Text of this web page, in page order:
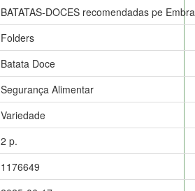
BATATAS-DOCES recomendadas pe
Folders
Batata Doce
Segurança Alimentar
Variedade
2 p.
1176649